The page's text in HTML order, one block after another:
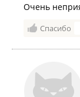
Очень
Спасибо